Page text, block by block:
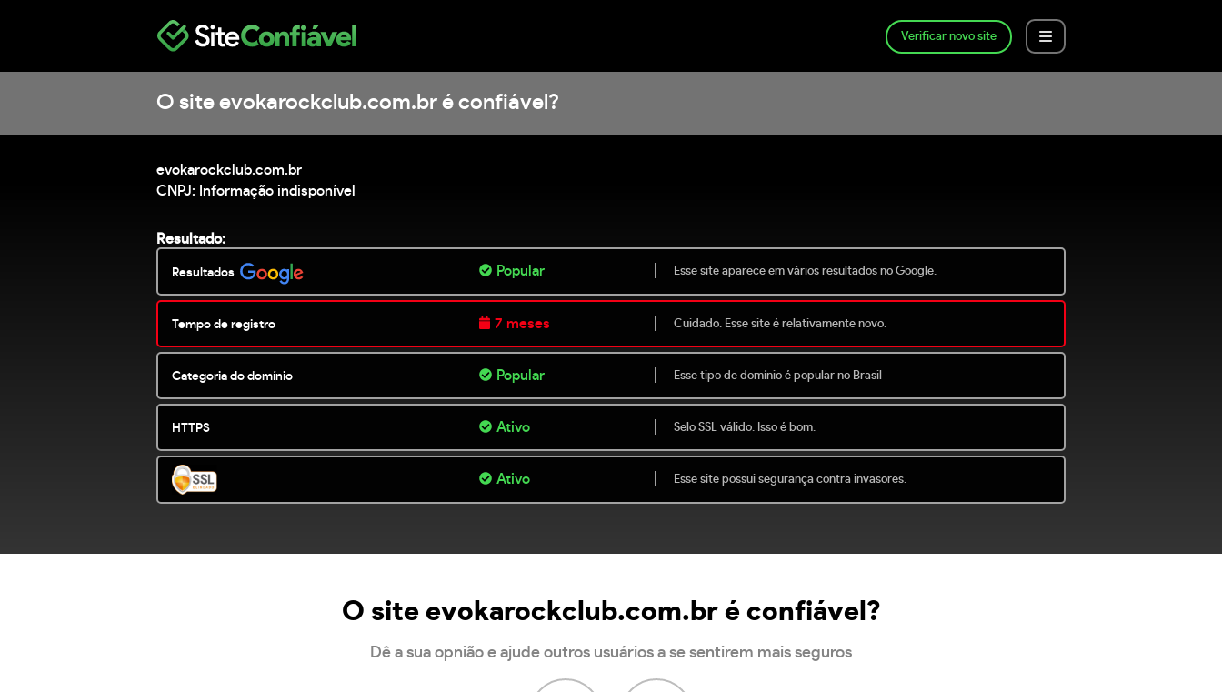
Verificar novo site
O site evokarockclub.com.br é confiável?
evokarockclub.com.br
CNPJ: Informação indisponível
Resultado:
Resultados Popular Esse site aparece em vários resultados no Google.
Tempo de registro 7 meses Cuidado. Esse site é relativamente novo.
Categoria do domínio Popular Esse tipo de domínio é popular no Brasil
HTTPS Ativo Selo SSL válido. Isso é bom.
Ativo Esse site possui segurança contra invasores.
O site evokarockclub.com.br é confiável?
Dê a sua opnião e ajude outros usuários a se sentirem mais seguros